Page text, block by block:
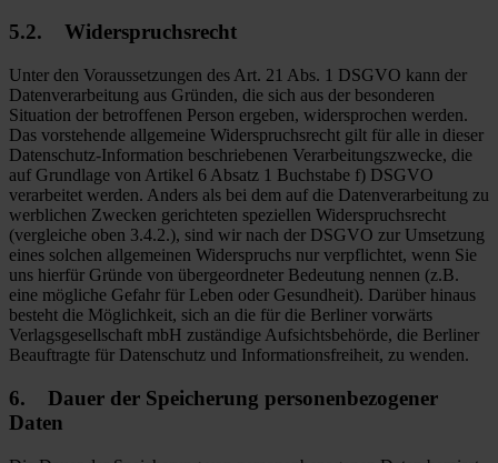
5.2. Widerspruchsrecht
Unter den Voraussetzungen des Art. 21 Abs. 1 DSGVO kann der
Datenverarbeitung aus Gründen, die sich aus der besonderen
Situation der betroffenen Person ergeben, widersprochen werden.
Das vorstehende allgemeine Widerspruchsrecht gilt für alle in dieser
Datenschutz-Information beschriebenen Verarbeitungszwecke, die
auf Grundlage von Artikel 6 Absatz 1 Buchstabe f) DSGVO
verarbeitet werden. Anders als bei dem auf die Datenverarbeitung zu
werblichen Zwecken gerichteten speziellen Widerspruchsrecht
(vergleiche oben 3.4.2.), sind wir nach der DSGVO zur Umsetzung
eines solchen allgemeinen Widerspruchs nur verpflichtet, wenn Sie
uns hierfür Gründe von übergeordneter Bedeutung nennen (z.B.
eine mögliche Gefahr für Leben oder Gesundheit). Darüber hinaus
besteht die Möglichkeit, sich an die für die Berliner vorwärts
Verlagsgesellschaft mbH zuständige Aufsichtsbehörde, die Berliner
Beauftragte für Datenschutz und Informationsfreiheit, zu wenden.
6. Dauer der Speicherung personenbezogener
Daten